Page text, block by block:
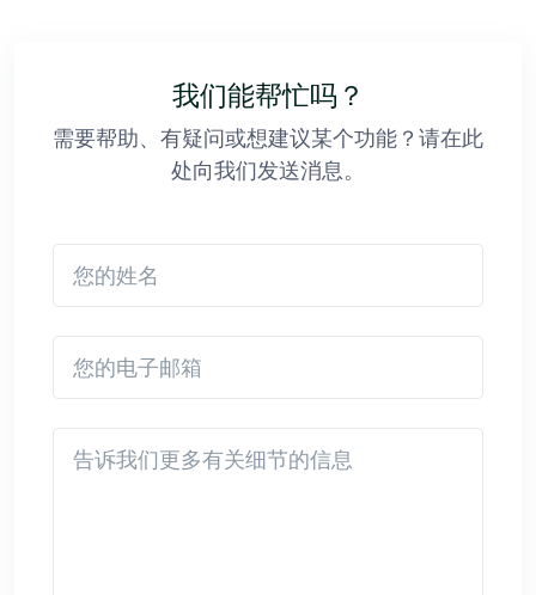
我们能帮忙吗？
需要帮助、有疑问或想建议某个功能？请在此
处向我们发送消息。